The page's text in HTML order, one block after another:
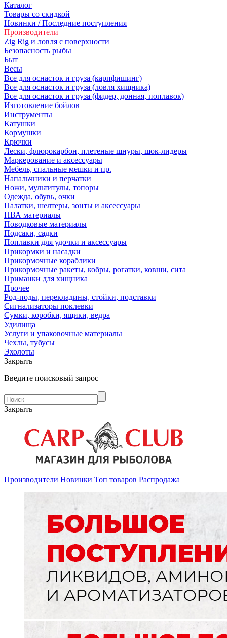
Каталог
Товары со скидкой
Новинки / Последние поступления
Производители
Zig Rig и ловля с поверхности
Безoпасность рыбы
Быт
Весы
Все для оснасток и груза (карпфишинг)
Все для оснасток и груза (ловля хищника)
Все для оснасток и груза (фидер, донная, поплавок)
Изготовление бойлов
Инструменты
Катушки
Кормушки
Крючки
Лески, флюрокарбон, плетеные шнуры, шок-лидеры
Маркерование и аксессуары
Мебель, спальные мешки и пр.
Напальчники и перчатки
Ножи, мультитулы, топоры
Одежда, обувь, очки
Палатки, шелтеры, зонты и аксессуары
ПВА материалы
Поводковые материалы
Подсаки, садки
Поплавки для удочки и аксессуары
Прикормки и насадки
Прикормочные кораблики
Прикормочные ракеты, кобры, рогатки, ковши, сита
Приманки для хищника
Прочее
Род-поды, перекладины, стойки, подставки
Сигнализаторы поклевки
Сумки, коробки, ящики, ведра
Удилища
Услуги и упаковочные материалы
Чехлы, тубусы
Эхолоты
Закрыть
Введите поисковый запрос
Закрыть
Производители Новинки Топ товаров Распродажа